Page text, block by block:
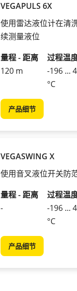
VEGAPULS 6X
使用雷达液位计在清
续测量液位
量程 - 距离
120 m
过程温
-196 ...
°C
产品细节
VEGASWING X
使用音叉液位开关防
量程 - 距离
-
过程温
-196 ...
°C
产品细节